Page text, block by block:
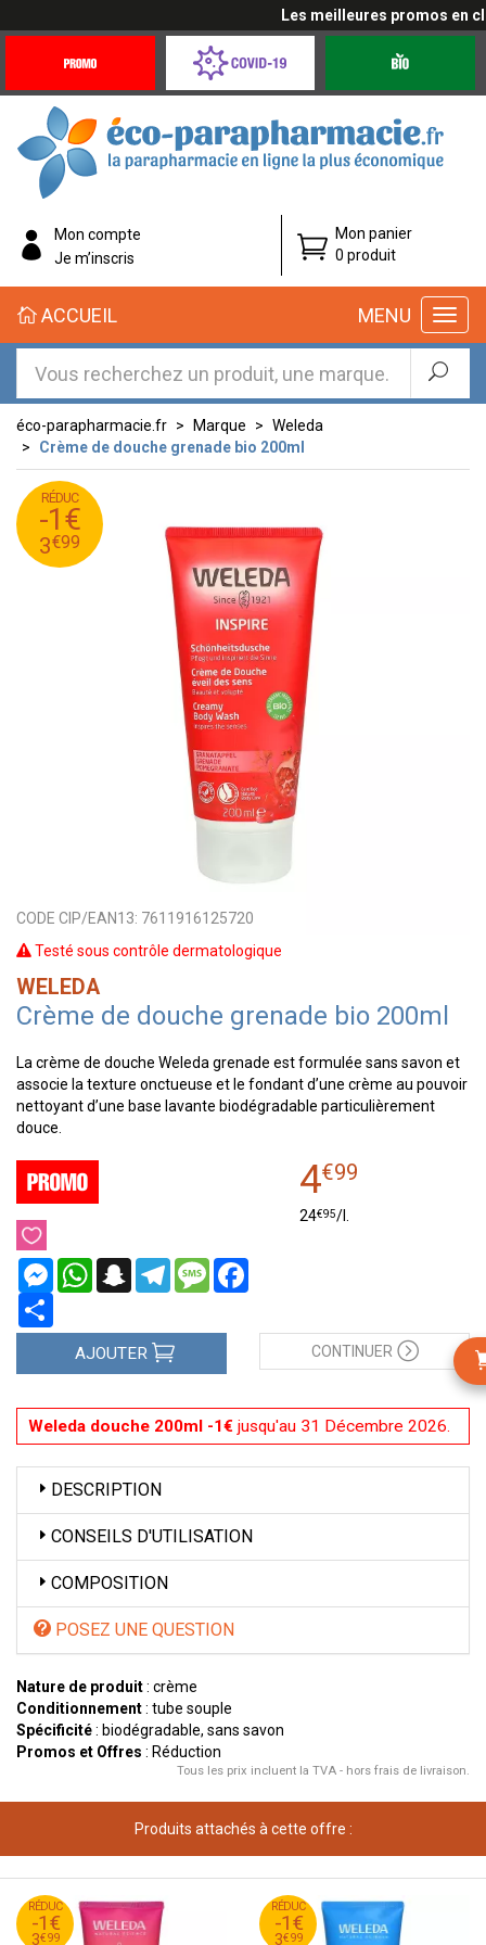
Les meilleures promos en
Offres
Coronavirus
éco-
parapharmacie.fr
éco-
parapharmacie.fr
Mon compte
Je m’inscris
Mon panier
0 produit
MENU
ACCUEIL
éco-parapharmacie.fr Marque
Weleda
Crème de douche grenade bio 200ml
RÉDUC
-1€
3€99
4
€
99
3
€
99
CODE CIP/EAN13: 7611916125720
Testé sous contrôle dermatologique
WELEDA
Crème de douche grenade bio 200ml
La crème de douche Weleda grenade est formulée sans savon et
associe la texture onctueuse et le fondant d’une crème au pouvoir
nettoyant d’une base lavante biodégradable particulièrement
douce.
MessengerWhatsAppSnapchatTelegramMessage
4€99
24€95/
AJOUTER CONTINUER
Weleda douche 200ml -1€ jusqu'au 31 Décembre 2026.
DESCRIPTION
CONSEILS D'UTILISATION
COMPOSITION
POSEZ UNE QUESTION
Nature de produit: crème
Conditionnement: tube souple
Spécificité: biodégradable, sans savon
Promos et Offres : Réduction
Tous les prix incluent la TVA - hors frais de livraison.
Produits attachés à cette offre :
RÉDUC
-1€
3€99
4
€
99
3
€
99
RÉDUC
-1€
3€99
4
€
99
3
€
99